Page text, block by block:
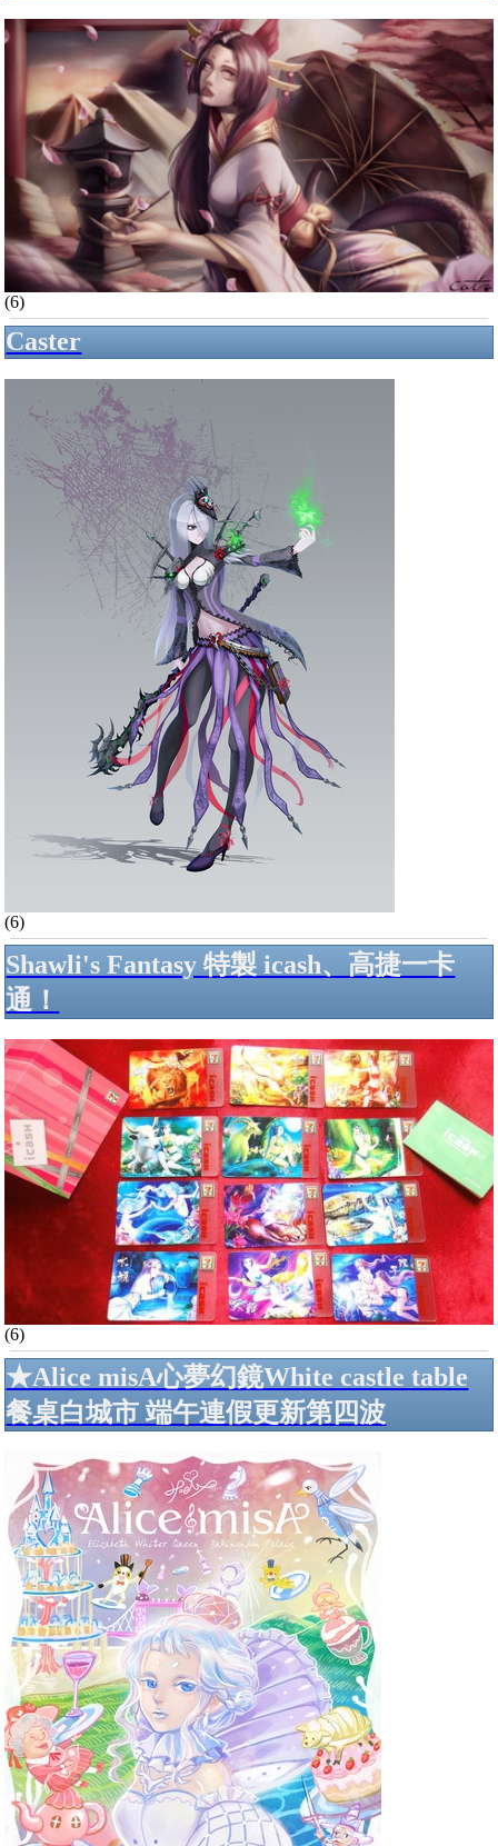
(6)
Caster
(6)
Shawli's Fantasy 特製 icash、高捷一卡
通！
(6)
★Alice misA心夢幻鏡White castle table
餐桌白城市 端午連假更新第四波